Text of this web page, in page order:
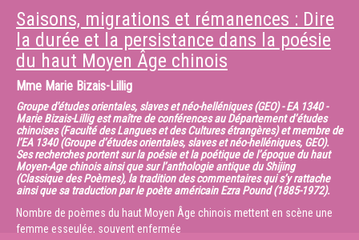
hamsters, ou diurnes : arvicanthis) ainsi qu’une grande diversité
d’approches méthodologiques (télémétrie)
pour mesurer en temps réel, sur rongeurs libres de ses mouvements,
les effets du temps qui passe (journalier
ou saisonnier) sur l’organisme.
L’étude moléculaire de sols archéologiques permet de reconstituer les
environnements anciens (couverture
végétale) ou l’usage de ces sols (pratiques agricoles, notamment).
Cette approche repose sur l’analyse de molécules
organiques qui permettent de déterminer la nature des apports d’origine
végétale à la matière organique
des sols. Les travaux présentés portent sur l’étude de la matière
organique de sols ayant comblé des
structures de stockage de grains (silos) mises au jour à Obernai et
datant de l’âge du Fer et de l’âge du Bronze.
La mise en évidence de miliacine – un marqueur spécifique de millet –
dans ces silos suggère que cette céréale
était cultivée sur le site d’Obernai. Les travaux réalisés ont montré que la
miliacine provenait de restes
de cette plante qui était cultivée sur les sols qui ont comblé les silos
Saisons, migrations et rémanences : Dire
la durée et la persistance dans la poésie
du haut Moyen Âge chinois
Mme Marie Bizais-Lillig
Groupe d'études orientales, slaves et néo-helléniques (GEO) - EA 1340 -
Marie Bizais-Lillig est maître de conférences au Département d’études
chinoises (Faculté des Langues et des Cultures étrangères) et membre de
l’EA 1340 (Groupe d’études orientales, slaves et néo-helléniques, GEO).
Ses recherches portent sur la poésie et la poétique de l’époque du haut
Moyen-Age chinois ainsi que sur l’anthologie antique du Shijing
(Classique des Poèmes), la tradition des commentaires qui s’y rattache
ainsi que sa traduction par le poète américain Ezra Pound (1885-1972).
Nombre de poèmes du haut Moyen Âge chinois mettent en scène une
femme esseulée, souvent enfermée